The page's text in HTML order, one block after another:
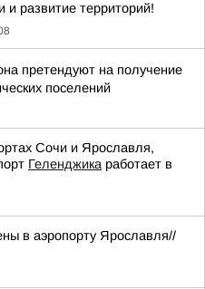
и развитие территорий!
претендуют на получение
поселений
Сочи и Ярославля,
Геленджика работает в
в аэропорту Ярославля//